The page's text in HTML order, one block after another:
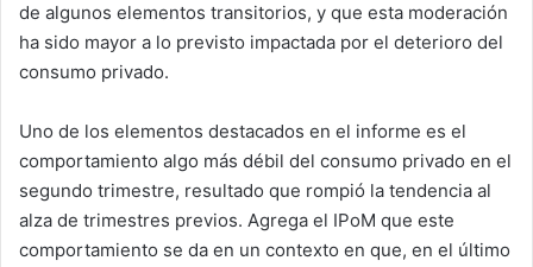
de algunos elementos transitorios, y que esta moderación
ha sido mayor a lo previsto impactada por el deterioro del
consumo privado.
Uno de los elementos destacados en el informe es el
comportamiento algo más débil del consumo privado en el
segundo trimestre, resultado que rompió la tendencia al
alza de trimestres previos. Agrega el IPoM que este
comportamiento se da en un contexto en que, en el último